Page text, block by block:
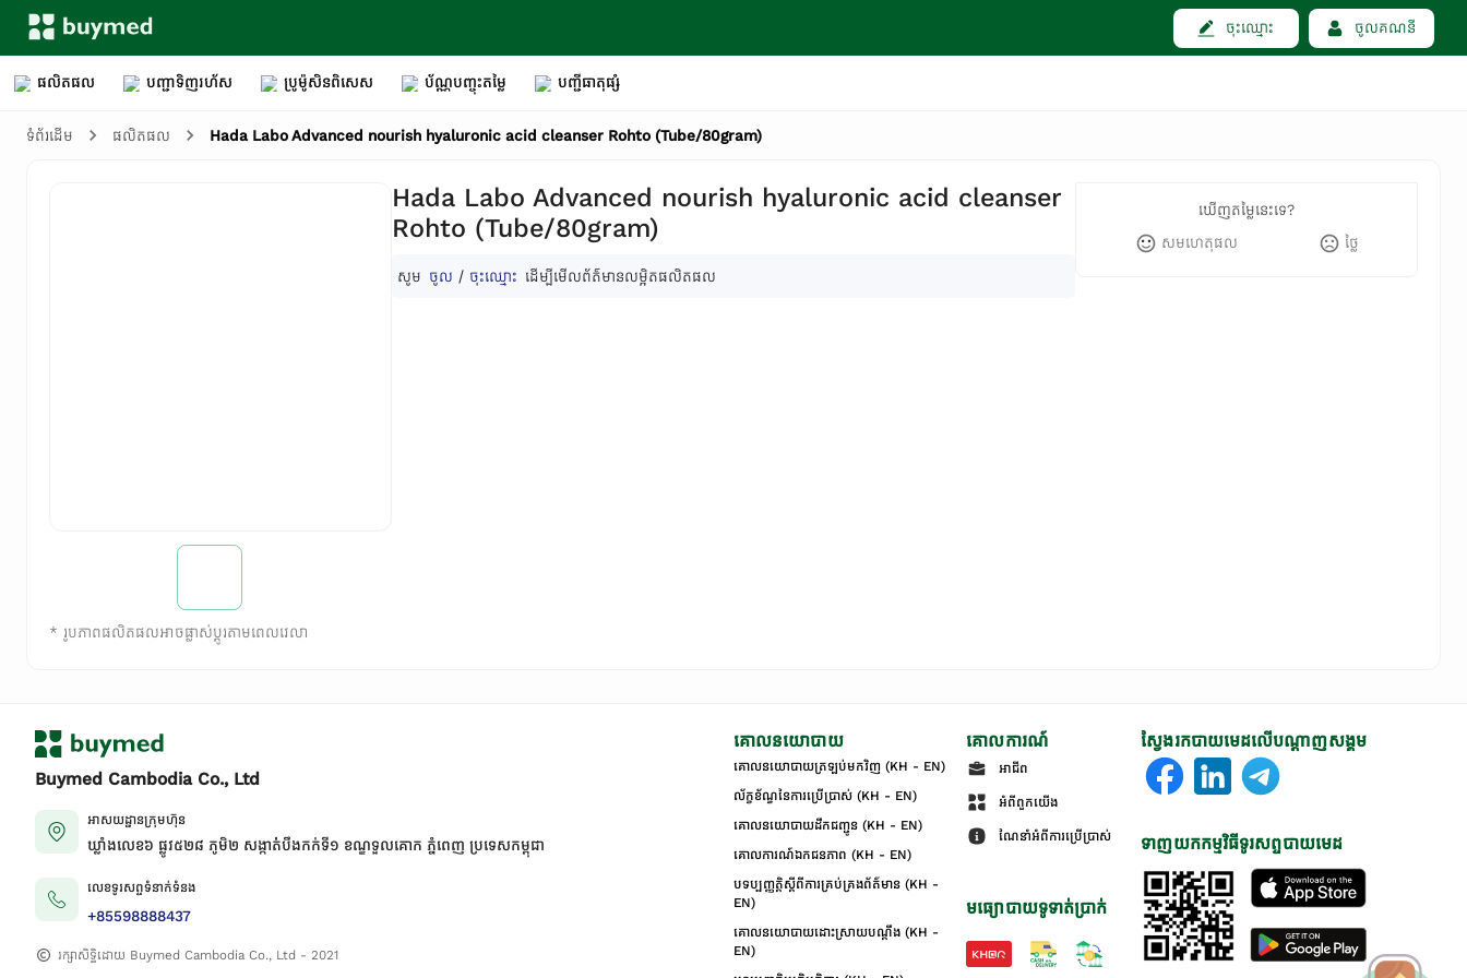
ចុះឈ្មោះ ចូលគណនី
ផលិតផល បញ្ជាទិញរហ័ស ប្រូម៉ូសិនពិសេស ប័ណ្ណបញ្ចុះតម្លៃ បញ្ជីធាតុផ្សំ
ទំព័រដើម ផលិតផល Hada Labo Advanced nourish hyaluronic acid cleanser Rohto (Tube/80gram)
* រូបភាពផលិតផលអាចផ្លាស់ប្តូរតាមពេលវេលា
Hada Labo Advanced nourish hyaluronic acid cleanser
Rohto (Tube/80gram)
សូម ចូល / ចុះឈ្មោះ ដើម្បីមើលព័ត៌មានលម្អិតផលិតផល
ឃើញតម្លៃនេះទេ?
សមហេតុផល
ថ្លៃ
Buymed Cambodia Co., Ltd
អាសយដ្ឋានក្រុមហ៊ុន
ឃ្លាំងលេខ៦ ផ្លូវ៥២៨ ភូមិ២ សង្កាត់់បឹងកក់ទី១ ខណ្ឌទួលគោក ភ្នំពេញ ប្រទេសកម្ពុជា
លេខទូរសព្ទទំនាក់ទំនង
+85598888437
រក្សាសិទ្ធិដោយ Buymed Cambodia Co., Ltd - 2021
គោលនយោបាយ
គោលនយោបាយត្រឡប់មកវិញ (KH - EN)
ល័ក្ខខ័ណ្ឌនៃការប្រើប្រាស់ (KH - EN)
គោលនយោបាយដឹកជញ្ជូន (KH - EN)
គោលការណ៍ឯកជនភាព (KH - EN)
បទប្បញ្ញត្តិស្តីពីការគ្រប់គ្រងព័ត៌មាន (KH -
EN)
គោលនយោបាយដោះស្រាយបណ្ដឹង (KH -
EN)
គោលការណ៍
អាជីព
អំពីពួកយើង
ណែនាំអំពីការប្រើប្រាស់
មធ្យោបាយទូទាត់ប្រាក់
ស្វែងរកបាយមេដលើបណ្តាញសង្គម
ទាញយកកម្មវិធីទូរសព្ទបាយមេដ